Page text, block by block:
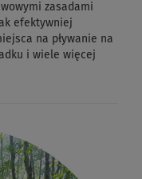
zasadami
efektywniej
na pływanie na
i wiele więcej